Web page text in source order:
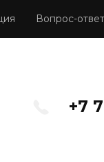
Вопрос-ответ
+7